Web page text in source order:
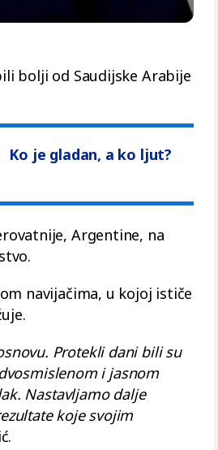
bolji od Saudijske Arabije
Ko je gladan, a ko ljut?
Argentine, na
navijačima, u kojoj ističe
Protekli dani bili su
i jasnom
Nastavljamo dalje
koje svojim